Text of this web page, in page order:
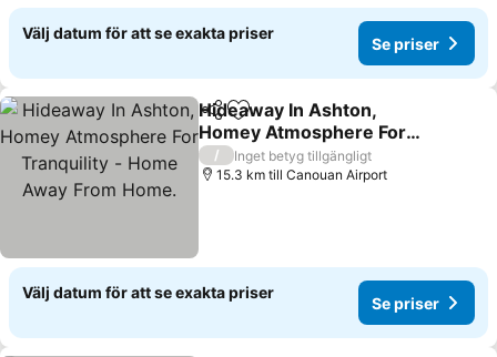
Välj datum för att se exakta priser
Se priser
Dela Lägg till i Mina Favoriter
Hideaway In Ashton,
Homey Atmosphere For
Tranquility - Home Away
From Home.
/
Inget betyg tillgängligt
15.3 km till Canouan Airport
Välj datum för att se exakta priser
Se priser